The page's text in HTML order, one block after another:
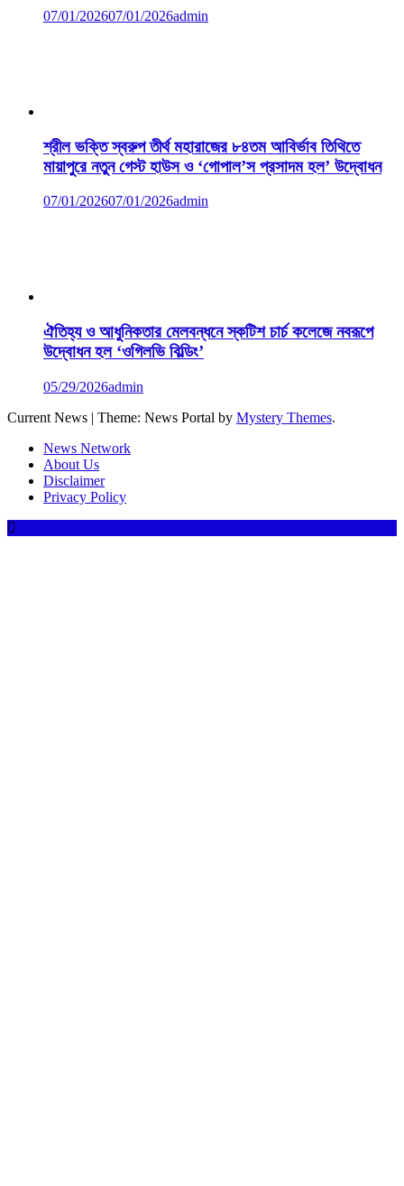
07/01/202607/01/2026admin
শ্রীল ভক্তি স্বরুপ তীর্থ মহারাজের ৮৪তম আবির্ভাব তিথিতে
মায়াপুরে নতুন গেস্ট হাউস ও ‘গোপাল’স প্রসাদম হল’ উদ্বোধন
07/01/202607/01/2026admin
ঐতিহ্য ও আধুনিকতার মেলবন্ধনে স্কটিশ চার্চ কলেজে নবরূপে
উদ্বোধন হল ‘ওগিলভি বিল্ডিং’
05/29/2026admin
Current News | Theme: News Portal by Mystery Themes.
News Network
About Us
Disclaimer
Privacy Policy